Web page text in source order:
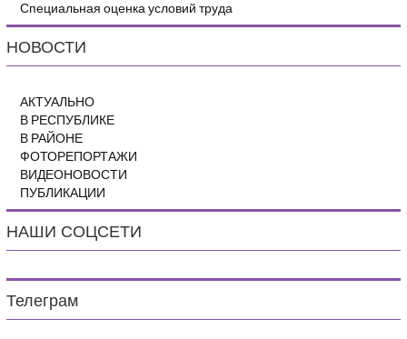
Специальная оценка условий труда
НОВОСТИ
АКТУАЛЬНО
В РЕСПУБЛИКЕ
В РАЙОНЕ
ФОТОРЕПОРТАЖИ
ВИДЕОНОВОСТИ
ПУБЛИКАЦИИ
НАШИ СОЦСЕТИ
Телеграм